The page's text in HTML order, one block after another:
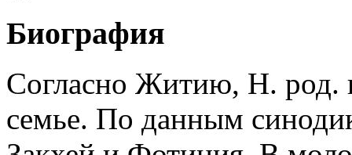
Биография
Согласно Житию, Н. род.
семье. По данным